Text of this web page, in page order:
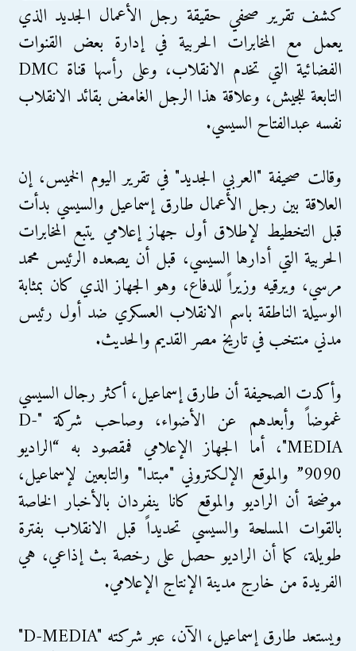
كشف تقرير صحفي حقيقة رجل الأعمال الجديد الذي
يعمل مع المخابرات الحربية في إدارة بعض القنوات
الفضائية التي تخدم الانقلاب، وعلى رأسها قناة DMC
التابعة للجيش، وعلاقة هذا الرجل الغامض بقائد الانقلاب
نفسه عبدالفتاح السيسي.
وقالت صحيفة "العربي الجديد" في تقرير اليوم الخميس، إن
العلاقة بين رجل الأعمال طارق إسماعيل والسيسي بدأت
قبل التخطيط لإطلاق أول جهاز إعلامي يتبع المخابرات
الحربية التي أدارها السيسي، قبل أن يصعده الرئيس محمد
مرسي، ويرقيه وزيراً للدفاع، وهو الجهاز الذي كان بمثابة
الوسيلة الناطقة باسم الانقلاب العسكري ضد أول رئيس
مدني منتخب في تاريخ مصر القديم والحديث.
وأكدت الصحيفة أن طارق إسماعيل، أكثر رجال السيسي
غموضاً وأبعدهم عن الأضواء، وصاحب شركة "D-
MEDIA"، أما الجهاز الإعلامي فمقصود به “الراديو
9090” والموقع الإلكتروني "مبتدا" والتابعين لإسماعيل،
موضحة أن الراديو والموقع كانا ينفردان بالأخبار الخاصة
بالقوات المسلحة والسيسي تحديداً قبل الانقلاب بفترة
طويلة، كما أن الراديو حصل على رخصة بث إذاعي، هي
الفريدة من خارج مدينة الإنتاج الإعلامي.
ويستعد طارق إسماعيل، الآن، عبر شركته "D-MEDIA"